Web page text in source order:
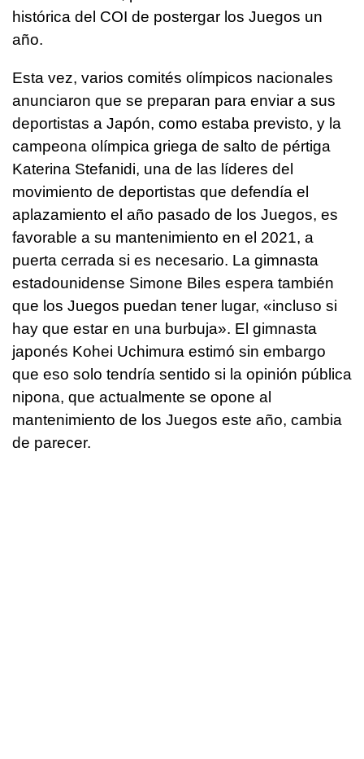
histórica del COI de postergar los Juegos un
año.
Esta vez, varios comités olímpicos nacionales
anunciaron que se preparan para enviar a sus
deportistas a Japón, como estaba previsto, y la
campeona olímpica griega de salto de pértiga
Katerina Stefanidi, una de las líderes del
movimiento de deportistas que defendía el
aplazamiento el año pasado de los Juegos, es
favorable a su mantenimiento en el 2021, a
puerta cerrada si es necesario. La gimnasta
estadounidense Simone Biles espera también
que los Juegos puedan tener lugar, «incluso si
hay que estar en una burbuja». El gimnasta
japonés Kohei Uchimura estimó sin embargo
que eso solo tendría sentido si la opinión pública
nipona, que actualmente se opone al
mantenimiento de los Juegos este año, cambia
de parecer.